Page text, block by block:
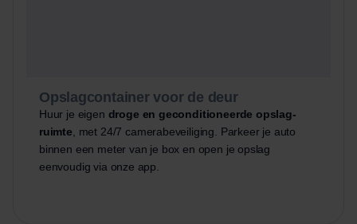
Opslagcontainer voor de deur
Huur je eigen droge en geconditioneerde opslag-
ruimte , met 24/7 camerabeveiliging. Parkeer je auto
binnen een meter van je box en open je opslag
eenvoudig via onze app.